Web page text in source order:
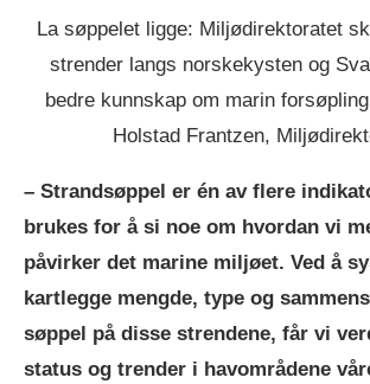
La søppelet ligge: Miljødirektoratet
strender langs norskekysten og
bedre kunnskap om marin
Holstad Frantzen,
– Strandsøppel er én av flere
brukes for å si noe om hvordan vi
påvirker det marine miljøet. Ved å
kartlegge mengde, type og
søppel på disse strendene, får vi
status og trender i havområdene